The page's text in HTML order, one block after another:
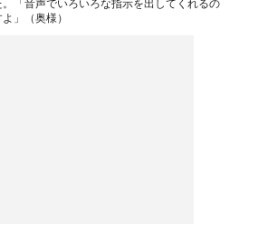
「音声でいろいろな指示を出してくれるの
」（奥様）